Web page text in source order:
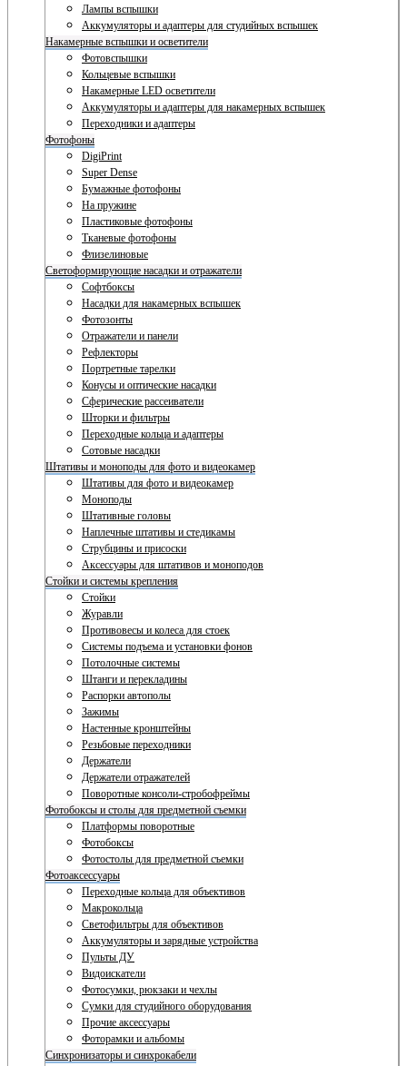
Лампы вспышки
Аккумуляторы и адаптеры для студийных вспышек
Накамерные вспышки и осветители
Фотовспышки
Кольцевые вспышки
Накамерные LED осветители
Аккумуляторы и адаптеры для накамерных вспышек
Переходники и адаптеры
Фотофоны
DigiPrint
Super Dense
Бумажные фотофоны
На пружине
Пластиковые фотофоны
Тканевые фотофоны
Флизелиновые
Светоформирующие насадки и отражатели
Софтбоксы
Насадки для накамерных вспышек
Фотозонты
Отражатели и панели
Рефлекторы
Портретные тарелки
Конусы и оптические насадки
Сферические рассеиватели
Шторки и фильтры
Переходные кольца и адаптеры
Сотовые насадки
Штативы и моноподы для фото и видеокамер
Штативы для фото и видеокамер
Моноподы
Штативные головы
Наплечные штативы и стедикамы
Струбцины и присоски
Аксессуары для штативов и моноподов
Стойки и системы крепления
Стойки
Журавли
Противовесы и колеса для стоек
Системы подъема и установки фонов
Потолочные системы
Штанги и перекладины
Распорки автополы
Зажимы
Настенные кронштейны
Резьбовые переходники
Держатели
Держатели отражателей
Поворотные консоли-стробофреймы
Фотобоксы и столы для предметной съемки
Платформы поворотные
Фотобоксы
Фотостолы для предметной съемки
Фотоаксессуары
Переходные кольца для объективов
Макрокольца
Светофильтры для объективов
Аккумуляторы и зарядные устройства
Пульты ДУ
Видоискатели
Фотосумки, рюкзаки и чехлы
Сумки для студийного оборудования
Прочие аксессуары
Фоторамки и альбомы
Синхронизаторы и синхрокабели